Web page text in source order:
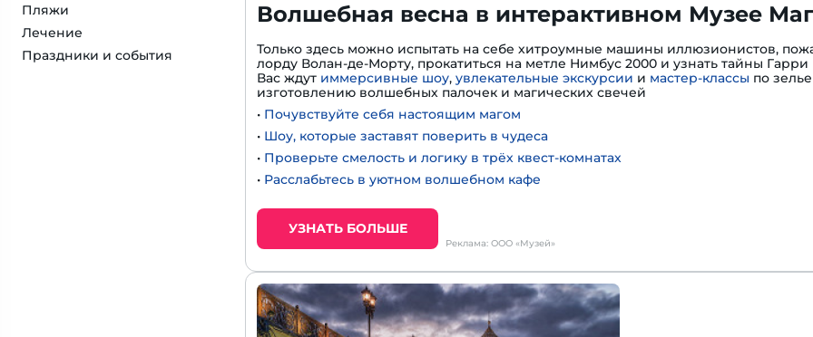
Пляжи
Лечение
Праздники и события
Волшебная весна в интерактивном Музее
Только здесь можно испытать на себе хитроумные машины иллюзионистов,
лорду Волан-де-Морту, прокатиться на метле Нимбус 2000 и узнать тайны Гарри
Вас ждут иммерсивные шоу, увлекательные экскурсии и мастер-классы по
изготовлению волшебных палочек и магических свечей
• Почувствуйте себя настоящим магом
• Шоу, которые заставят поверить в чудеса
• Проверьте смелость и логику в трёх квест-комнатах
• Расслабьтесь в уютном волшебном кафе
УЗНАТЬ БОЛЬШЕ
Реклама: ООО «Музей»